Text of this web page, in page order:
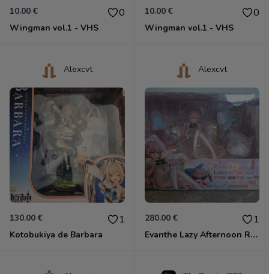
10.00 € 0
Wingman vol.1 - VHS
10.00 € 0
Wingman vol.1 - VHS
Alexcvt
130.00 € 1
Kotobukiya de Barbara
Alexcvt
280.00 € 1
Evanthe Lazy Afternoon Red Pride of Eden